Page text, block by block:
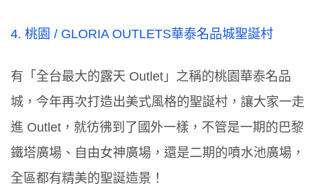
4. 桃園 / GLORIA OUTLETS華泰名品城聖誕村
有「全台最大的露天 Outlet 」之稱的桃園華泰名品
城，今年再次打造出美式風格的聖誕村，讓大家一走
進 Outlet ，就彷彿到了國外一樣，不管是一期的巴黎
鐵塔廣場、自由女神廣場，還是二期的噴水池廣場，
全區都有精美的聖誕造景！